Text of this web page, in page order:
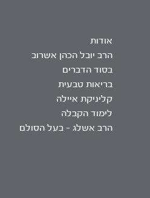
אודות
הרב יובל הכהן אשרוב
בסוד הדברים
בריאות טבעית
קליניקת איילה
לימוד הקבלה
הרב אשלג – בעל הסולם